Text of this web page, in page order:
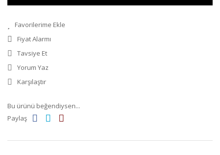
Fiyat Alarmı
Tavsiye Et
Yorum Yaz
Karşılaştır
Bu ürünü beğendiysen...
Paylaş